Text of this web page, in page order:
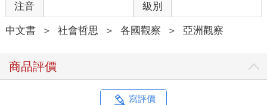
場和池袋遷來，也有如科技業工程師等新一代中國移民直接流
入。一家又一家「道地中餐館」在周邊街區湧現。在我目睹日中
居民藉著自治會等組織的力量，努力想化解同住一地所引發的摩
想，那或許可說是揭開《潤日》序章的起點。
紙運動」聚集在JR新宿站南口，我察覺到某種新變化正在發生。
注音 級別
中文書 ＞ 社會哲思 ＞ 各國觀察 ＞ 亞洲觀察
商品評價
寫評價